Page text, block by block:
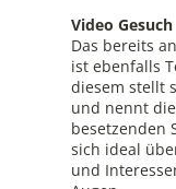
Video Gesuch
Das bereits
ist ebenfalls
diesem stellt
und nennt
besetzenden
sich ideal
und